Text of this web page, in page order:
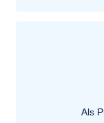
Als